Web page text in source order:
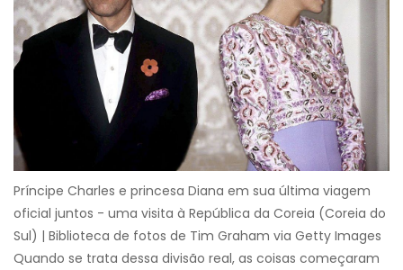
Príncipe Charles e princesa Diana em sua última viagem
oficial juntos - uma visita à República da Coreia (Coreia do
Sul) | Biblioteca de fotos de Tim Graham via Getty Images
Quando se trata dessa divisão real, as coisas começaram